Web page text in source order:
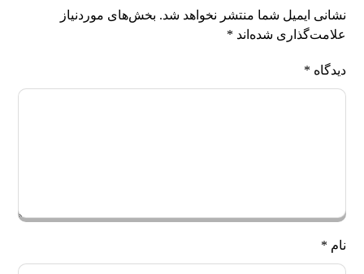
نشانی ایمیل شما منتشر نخواهد شد. بخش‌های موردنیاز
علامت‌گذاری شده‌اند *
دیدگاه *
نام *